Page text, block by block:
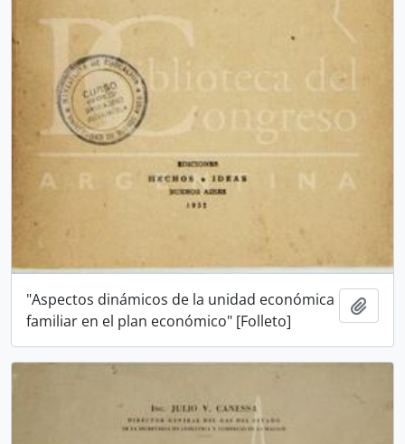
"Aspectos dinámicos de la unidad económica
familiar en el plan económico" [Folleto]